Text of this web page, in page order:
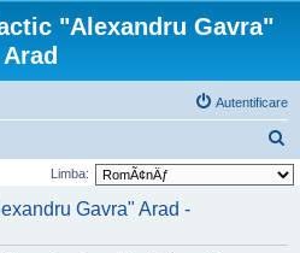
"Alexandru Gavra"
Arad
Autentificare
ă
Limba:
Gavra" Arad -